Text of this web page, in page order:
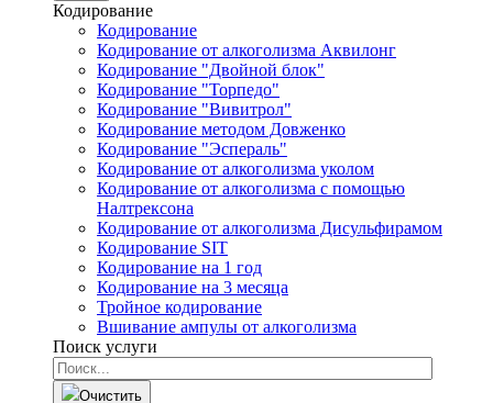
Кодирование
Кодирование
Кодирование от алкоголизма Аквилонг
Кодирование "Двойной блок"
Кодирование "Торпедо"
Кодирование "Вивитрол"
Кодирование методом Довженко
Кодирование "Эспераль"
Кодирование от алкоголизма уколом
Кодирование от алкоголизма с помощью
Налтрексона
Кодирование от алкоголизма Дисульфирамом
Кодирование SIT
Кодирование на 1 год
Кодирование на 3 месяца
Тройное кодирование
Вшивание ампулы от алкоголизма
Поиск услуги
Очистить